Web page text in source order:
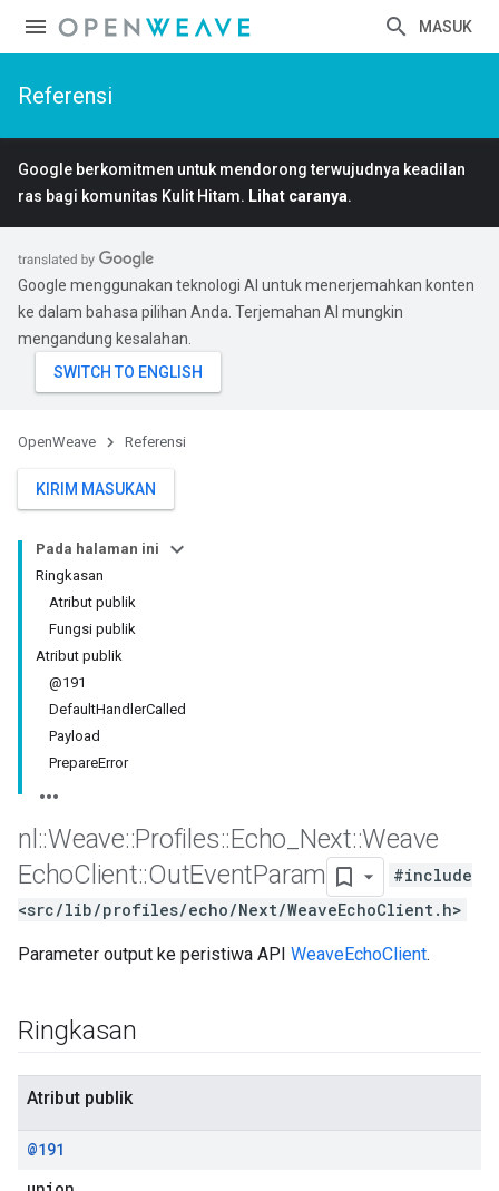
MASUK
Referensi
Google berkomitmen untuk mendorong terwujudnya keadilan
ras bagi komunitas Kulit Hitam. Lihat caranya.
Google menggunakan teknologi AI untuk menerjemahkan konten
ke dalam bahasa pilihan Anda. Terjemahan AI mungkin
mengandung kesalahan.
OpenWeave Referensi
KIRIM MASUKAN
Pada halaman ini
Ringkasan
Atribut publik
Fungsi publik
Atribut publik
@191
DefaultHandlerCalled
Payload
PrepareError
nl ::Weave::Profiles::Echo Next::Weave
EchoClient::OutEventParam
#include
<src/lib/profiles/echo/Next/WeaveEchoClient.h>
Parameter output ke peristiwa API WeaveEchoClient.
Ringkasan
Atribut publik
@191